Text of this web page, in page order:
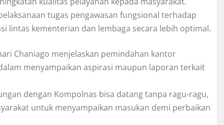
tugas pengawasan fungsional terhadap
lintas kementerian dan lembaga secara lebih optimal.
Chaniago menjelaskan pemindahan kantor
menyampaikan aspirasi maupun laporan terkait
dengan Kompolnas bisa datang tanpa ragu-ragu,
untuk menyampaikan masukan demi perbaikan